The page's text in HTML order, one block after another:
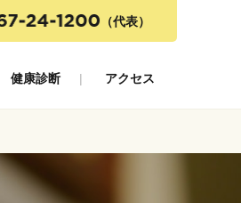
健康診断 アクセス
（代表）